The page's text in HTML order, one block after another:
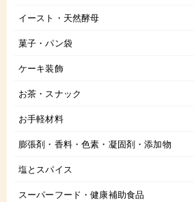
イースト・天然酵母
菓子・パン袋
ケーキ装飾
お茶・スナック
お手軽材料
膨張剤・香料・色素・凝固剤・添加物
塩とスパイス
スーパーフード・健康補助食品